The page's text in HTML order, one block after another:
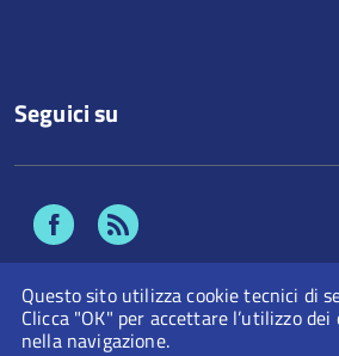
Questo sito utilizza cookie tecnici di
Clicca "OK" per accettare l’utilizzo
nella navigazione.
Seguici su
Facebook